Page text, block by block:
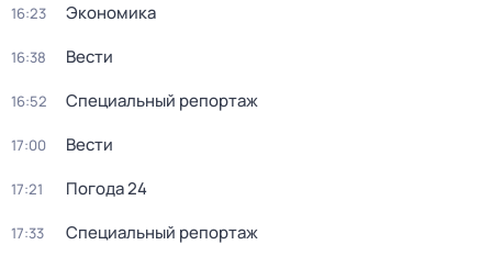
16:23 Экономика
16:38 Вести
16:52 Специальный репортаж
17:00 Вести
17:21 Погода 24
17:33 Специальный репортаж